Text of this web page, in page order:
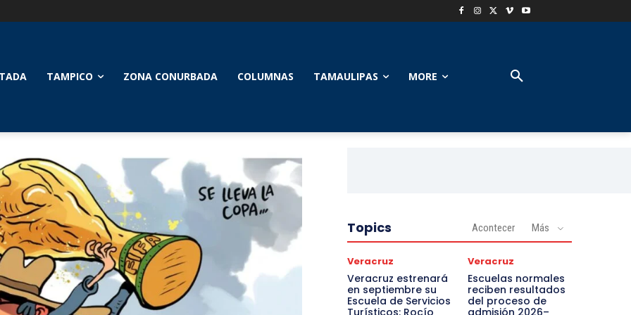
TAMPICO ZONA CONURBADA COLUMNAS TAMAULIPAS MORE
Topics Acontecer Más
Veracruz
Veracruz estrenará
en septiembre su
Escuela de Servicios
Turísticos: Rocío
Veracruz
Escuelas normales
reciben resultados
del proceso de
admisión 2026–